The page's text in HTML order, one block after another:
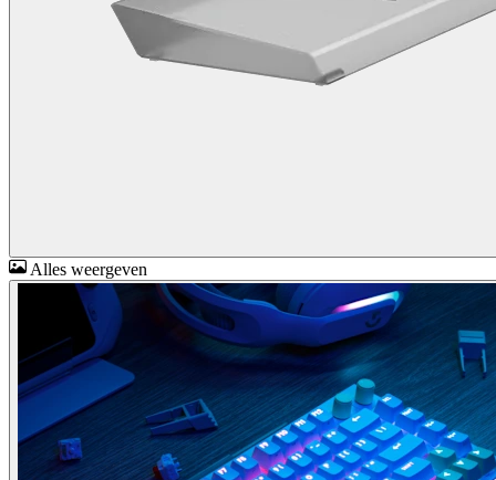
Alles weergeven